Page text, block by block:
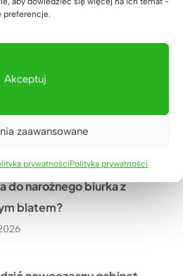
preferencje.
Akceptuj
zaawansowane
prywatnościPolityka prywatności
modernizacji oddziału
Pana Artura z
do narożnego biurka z
blatem?